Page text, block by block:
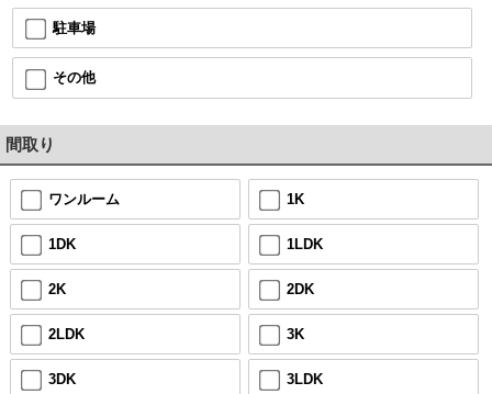
駐車場
その他
間取り
ワンルーム 1K
1DK 1LDK
2K 2DK
2LDK 3K
3DK 3LDK